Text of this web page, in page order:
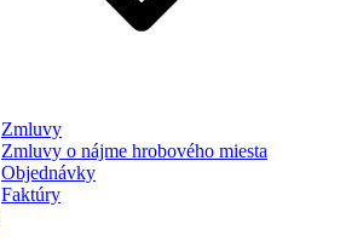
Zmluvy
Zmluvy o nájme hrobového miesta
Objednávky
Faktúry